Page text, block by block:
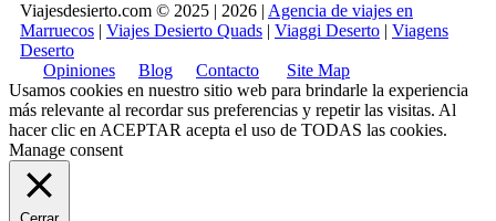
Viajesdesierto.com © 2025 | 2026 | Agencia de viajes en
Marruecos | Viajes Desierto Quads | Viaggi Deserto | Viagens
Deserto
Opiniones
Blog Contacto
Site Map
Usamos cookies en nuestro sitio web para brindarle la experiencia
más relevante al recordar sus preferencias y repetir las visitas. Al
hacer clic en ACEPTAR acepta el uso de TODAS las cookies.
Manage consent